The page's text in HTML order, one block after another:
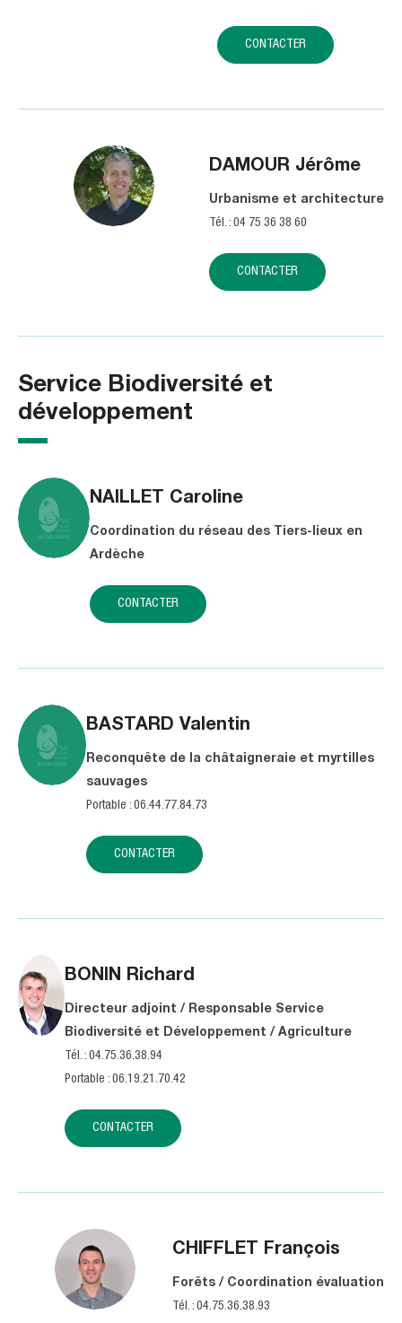
CONTACTER
DAMOUR Jérôme
Urbanisme et architecture
Tél. : 04 75 36 38 60
CONTACTER
Service Biodiversité et
développement
NAILLET Caroline
Coordination du réseau des Tiers-lieux en
Ardèche
CONTACTER
BASTARD Valentin
Reconquête de la châtaigneraie et myrtilles
sauvages
Portable : 06.44.77.84.73
CONTACTER
BONIN Richard
Directeur adjoint / Responsable Service
Biodiversité et Développement / Agriculture
Tél. : 04.75.36.38.94
Portable : 06.19.21.70.42
CONTACTER
CHIFFLET François
Forêts / Coordination évaluation
Tél. : 04.75.36.38.93